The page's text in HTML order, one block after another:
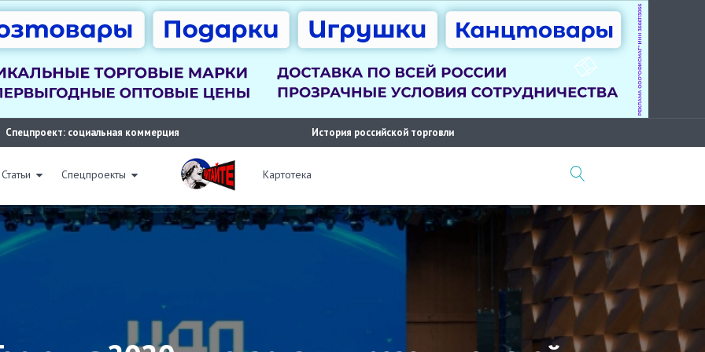
Спецпроект: социальная коммерция История российской торговли
Статьи Спецпроекты Картотека